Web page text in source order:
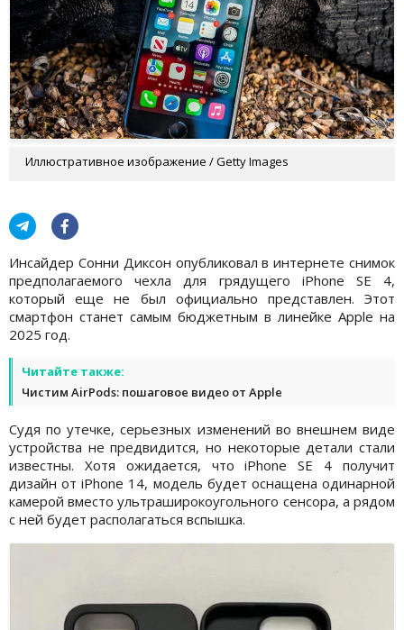
Иллюстративное изображение / Getty Images
Инсайдер Сонни Диксон опубликовал в интернете снимок
предполагаемого чехла для грядущего iPhone SE 4,
который еще не был официально представлен. Этот
смартфон станет самым бюджетным в линейке Apple на
2025 год.
Читайте также:
Чистим AirPods: пошаговое видео от Apple
Судя по утечке, серьезных изменений во внешнем виде
устройства не предвидится, но некоторые детали стали
известны. Хотя ожидается, что iPhone SE 4 получит
дизайн от iPhone 14, модель будет оснащена одинарной
камерой вместо ультраширокоугольного сенсора, а рядом
с ней будет располагаться вспышка.